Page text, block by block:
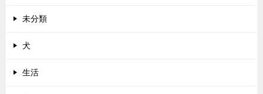
未分類
犬
生活